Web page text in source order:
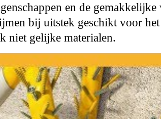
en de
bij uitstek geschikt voor
niet gelijke materialen.